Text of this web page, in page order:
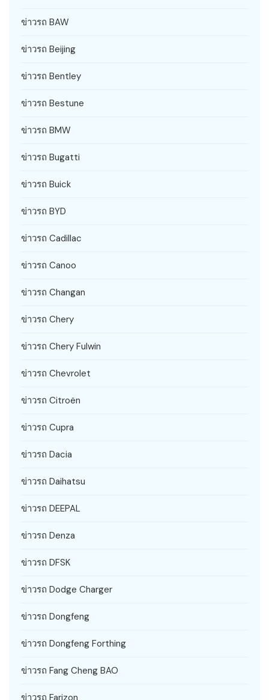
ข่าวรถ BAW
ข่าวรถ Beijing
ข่าวรถ Bentley
ข่าวรถ Bestune
ข่าวรถ BMW
ข่าวรถ Bugatti
ข่าวรถ Buick
ข่าวรถ BYD
ข่าวรถ Cadillac
ข่าวรถ Canoo
ข่าวรถ Changan
ข่าวรถ Chery
ข่าวรถ Chery Fulwin
ข่าวรถ Chevrolet
ข่าวรถ Citroën
ข่าวรถ Cupra
ข่าวรถ Dacia
ข่าวรถ Daihatsu
ข่าวรถ DEEPAL
ข่าวรถ Denza
ข่าวรถ DFSK
ข่าวรถ Dodge Charger
ข่าวรถ Dongfeng
ข่าวรถ Dongfeng Forthing
ข่าวรถ Fang Cheng BAO
ข่าวรถ Farizon